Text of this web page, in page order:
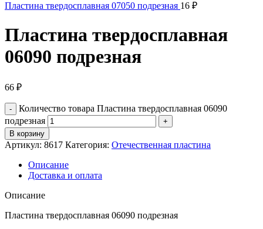
Пластина твердосплавная 07050 подрезная 16 ₽
Пластина твердосплавная
06090 подрезная
66 ₽
Количество товара Пластина твердосплавная 06090
подрезная
В корзину
Артикул: 8617 Категория: Отечественная пластина
Описание
Доставка и оплата
Описание
Пластина твердосплавная 06090 подрезная